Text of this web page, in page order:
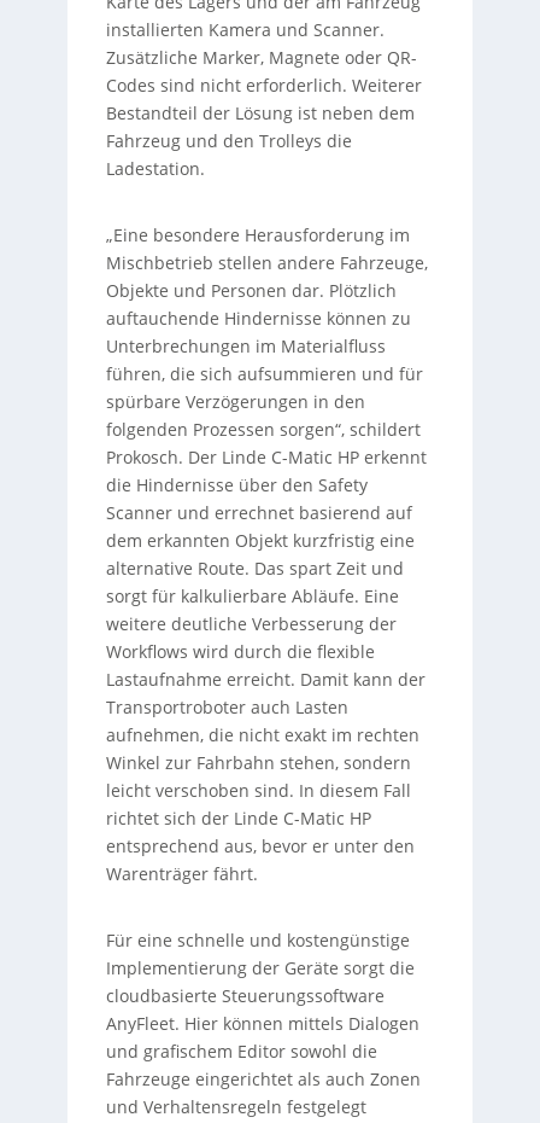
installierten Kamera und Scanner.
Zusätzliche Marker, Magnete oder QR-
Codes sind nicht erforderlich. Weiterer
Bestandteil der Lösung ist neben dem
Fahrzeug und den Trolleys die
Ladestation.
„Eine besondere Herausforderung im
Mischbetrieb stellen andere Fahrzeuge,
Objekte und Personen dar. Plötzlich
auftauchende Hindernisse können zu
Unterbrechungen im Materialfluss
führen, die sich aufsummieren und für
spürbare Verzögerungen in den
folgenden Prozessen sorgen“, schildert
Prokosch. Der Linde C-Matic HP erkennt
die Hindernisse über den Safety
Scanner und errechnet basierend auf
dem erkannten Objekt kurzfristig eine
alternative Route. Das spart Zeit und
sorgt für kalkulierbare Abläufe. Eine
weitere deutliche Verbesserung der
Workflows wird durch die flexible
Lastaufnahme erreicht. Damit kann der
Transportroboter auch Lasten
aufnehmen, die nicht exakt im rechten
Winkel zur Fahrbahn stehen, sondern
leicht verschoben sind. In diesem Fall
richtet sich der Linde C-Matic HP
entsprechend aus, bevor er unter den
Warenträger fährt.
Für eine schnelle und kostengünstige
Implementierung der Geräte sorgt die
cloudbasierte Steuerungssoftware
AnyFleet. Hier können mittels Dialogen
und grafischem Editor sowohl die
Fahrzeuge eingerichtet als auch Zonen
und Verhaltensregeln festgelegt